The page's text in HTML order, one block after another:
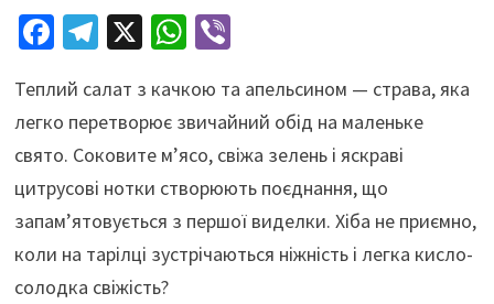
Fa
b
o
o
k
Te
gr
a
m
X W
at
sA
p
p
Vi
er
Теплий салат з качкою та апельсином — страва, яка
легко перетворює звичайний обід на маленьке
свято. Соковите м’ясо, свіжа зелень і яскраві
цитрусові нотки створюють поєднання, що
запам’ятовується з першої виделки. Хіба не приємно,
коли на тарілці зустрічаються ніжність і легка кисло-
солодка свіжість?